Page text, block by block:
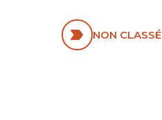
NON CLASSÉ